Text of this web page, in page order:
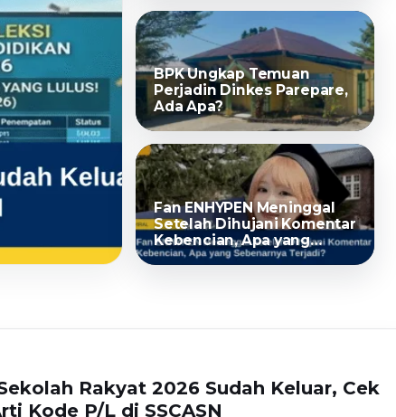
BPK Ungkap Temuan
Perjadin Dinkes Parepare,
Ada Apa?
Fan ENHYPEN Meninggal
Setelah Dihujani Komentar
Kebencian, Apa yang
Sebenarnya Terjadi?
Rakyat 2026 Sudah Keluar, Cek
Kode P/L di SSCASN